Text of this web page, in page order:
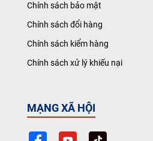
Chính sách bảo mật
Chính sách đổi hàng
Chính sách kiểm hàng
Chính sách xử lý khiếu nại
MẠNG XÃ HỘI